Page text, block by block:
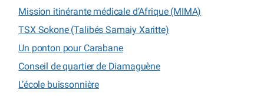
Mission itinérante médicale d’Afrique (MIMA)
TSX Sokone (Talibés Samaiy Xaritte)
Un ponton pour Carabane
Conseil de quartier de Diamaguène
L’école buissonnière